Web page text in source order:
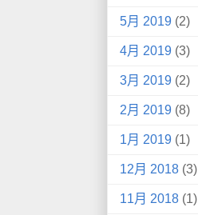
5月 2019 (2)
4月 2019 (3)
3月 2019 (2)
2月 2019 (8)
1月 2019 (1)
12月 2018 (3)
11月 2018 (1)